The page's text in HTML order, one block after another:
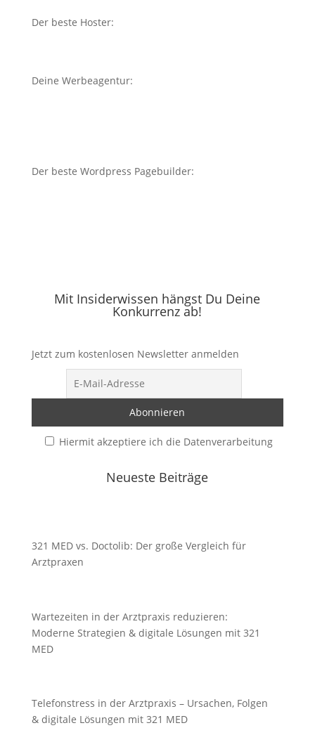
Der beste Hoster:
Deine Werbeagentur:
Der beste Wordpress Pagebuilder:
Mit Insiderwissen hängst Du Deine
Konkurrenz ab!
Jetzt zum kostenlosen Newsletter anmelden
Hiermit akzeptiere ich die Datenverarbeitung
Neueste Beiträge
321 MED vs. Doctolib: Der große Vergleich für
Arztpraxen
Wartezeiten in der Arztpraxis reduzieren:
Moderne Strategien & digitale Lösungen mit 321
MED
Telefonstress in der Arztpraxis – Ursachen, Folgen
& digitale Lösungen mit 321 MED